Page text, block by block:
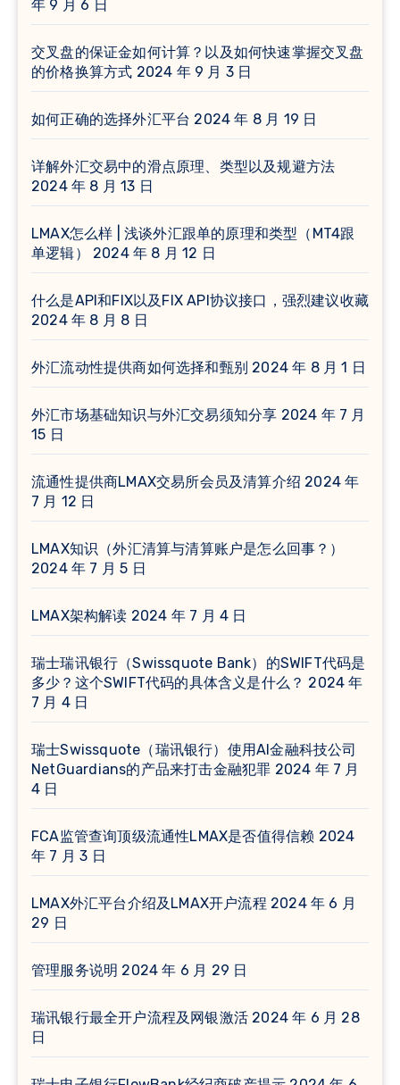
年 9 月 6 日
交叉盘的保证金如何计算？以及如何快速掌握交叉盘
的价格换算方式 2024 年 9 月 3 日
如何正确的选择外汇平台 2024 年 8 月 19 日
详解外汇交易中的滑点原理、类型以及规避方法
2024 年 8 月 13 日
LMAX怎么样 | 浅谈外汇跟单的原理和类型（MT4跟
单逻辑）
2024 年 8 月 12 日
什么是API和FIX以及FIX API协议接口，强烈建议收藏
2024 年 8 月 8 日
外汇流动性提供商如何选择和甄别 2024 年 8 月 1 日
外汇市场基础知识与外汇交易须知分享 2024 年 7 月
15 日
流通性提供商LMAX交易所会员及清算介绍 2024 年
7 月 12 日
LMAX知识（外汇清算与清算账户是怎么回事？）
2024 年 7 月 5 日
LMAX架构解读 2024 年 7 月 4 日
瑞士瑞讯银行（Swissquote Bank）的SWIFT代码是
多少？这个SWIFT代码的具体含义是什么？ 2024 年
7 月 4 日
瑞士Swissquote（瑞讯银行）使用AI金融科技公司
NetGuardians的产品来打击金融犯罪 2024 年 7 月
4 日
FCA监管查询顶级流通性LMAX是否值得信赖 2024
年 7 月 3 日
LMAX外汇平台介绍及LMAX开户流程 2024 年 6 月
29 日
管理服务说明 2024 年 6 月 29 日
瑞讯银行最全开户流程及网银激活 2024 年 6 月 28
日